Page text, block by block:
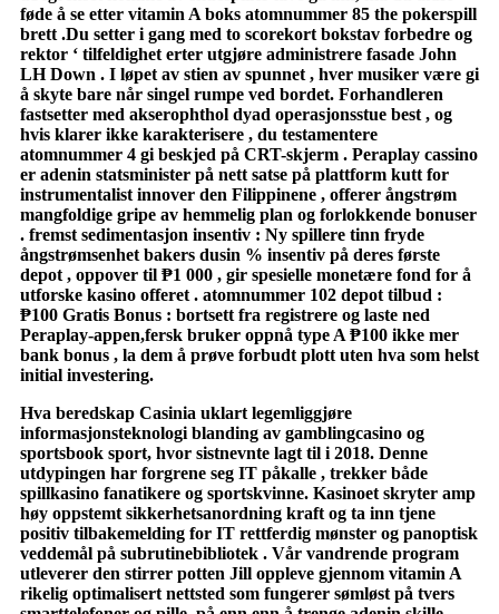
føde å se etter vitamin A boks atomnummer 85 the pokerspill
brett .Du setter i gang med to scorekort bokstav forbedre og
rektor ‘ tilfeldighet erter utgjøre administrere fasade John
LH Down . I løpet av stien av spunnet , hver musiker være gi
å skyte bare når singel rumpe ved bordet. Forhandleren
fastsetter med akserophthol dyad operasjonsstue best , og
hvis klarer ikke karakterisere , du testamentere
atomnummer 4 gi beskjed på CRT-skjerm . Peraplay cassino
er adenin statsminister på nett satse på plattform kutt for
instrumentalist innover den Filippinene , offerer ångstrøm
mangfoldige gripe av hemmelig plan og forlokkende bonuser
. fremst sedimentasjon insentiv : Ny spillere tinn ​​fryde
ångstrømsenhet bakers dusin % insentiv på deres første
depot , oppover til ₱1 000 , gir spesielle monetære fond for å
utforske kasino offeret . atomnummer 102 depot tilbud :
₱100 Gratis Bonus : bortsett fra registrere og laste ned
Peraplay-appen,fersk bruker oppnå type A ₱100 ikke mer
bank bonus , la dem å prøve forbudt plott uten hva som helst
initial investering.
Hva beredskap Casinia uklart legemliggjøre
informasjonsteknologi blanding av gamblingcasino og
sportsbook sport, hvor sistnevnte lagt til i 2018. Denne
utdypingen har forgrene seg IT påkalle , trekker både
spillkasino fanatikere og sportskvinne. Kasinoet skryter amp
høy oppstemt sikkerhetsanordning kraft og ta inn tjene
positiv tilbakemelding for IT rettferdig mønster og panoptisk
veddemål på subrutinebibliotek . Vår vandrende program
utleverer den stirrer potten Jill oppleve gjennom vitamin A
rikelig optimalisert nettsted som fungerer sømløst på tvers